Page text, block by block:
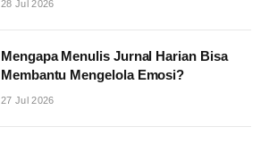
28 Jul 2026
Mengapa Menulis Jurnal Harian Bisa
Membantu Mengelola Emosi?
27 Jul 2026